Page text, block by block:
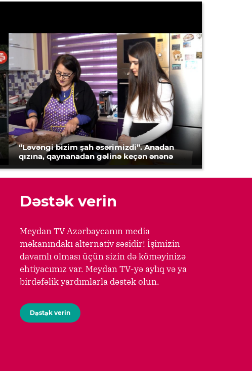
“Ləvəngi bizim şah əsərimizdi”. Anadan
qızına, qaynanadan gəlinə keçən ənənə
Dəstək verin
Meydan TV Azərbaycanın media
məkanındakı alternativ səsidir! İşimizin
davamlı olması üçün sizin də köməyinizə
ehtiyacımız var. Meydan TV-yə aylıq və ya
birdəfəlik yardımlarla dəstək olun.
Dəstək verin